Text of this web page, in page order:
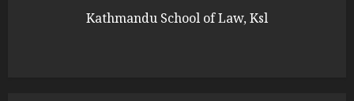
Kathmandu School of Law, Ksl